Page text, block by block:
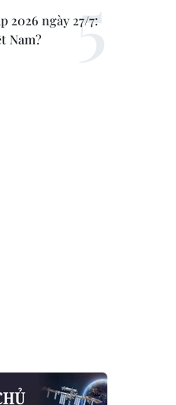
2026 ngày 27/7:
Nam?